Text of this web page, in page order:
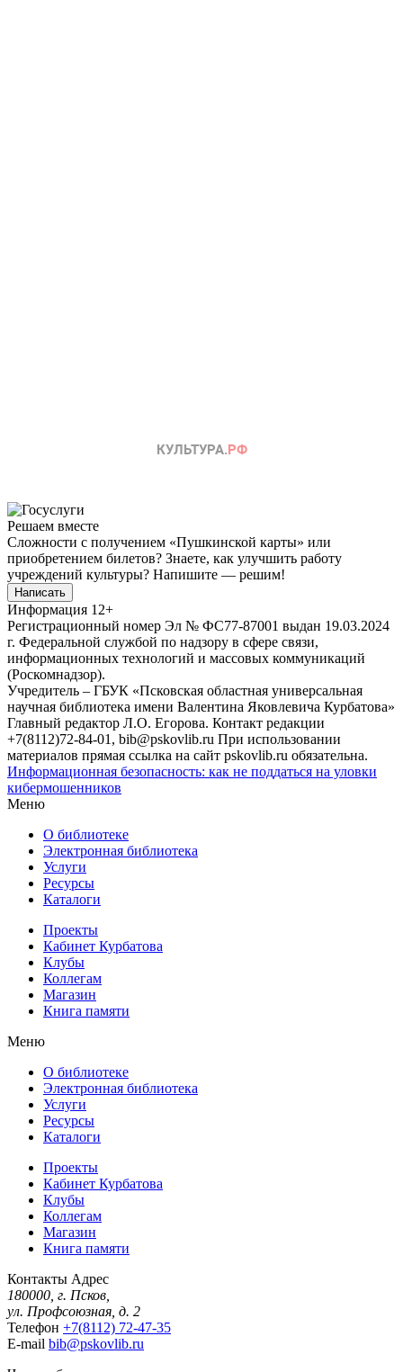
Решаем вместе
Сложности с получением «Пушкинской карты» или
приобретением билетов? Знаете, как улучшить работу
учреждений культуры? Напишите — решим!
Написать
Информация 12+
Регистрационный номер Эл № ФС77-87001 выдан 19.03.2024
г. Федеральной службой по надзору в сфере связи,
информационных технологий и массовых коммуникаций
(Роскомнадзор).
Учредитель – ГБУК «Псковская областная универсальная
научная библиотека имени Валентина Яковлевича Курбатова»
Главный редактор Л.О. Егорова. Контакт редакции
+7(8112)72-84-01, bib@pskovlib.ru При использовании
материалов прямая ссылка на сайт pskovlib.ru обязательна.
Информационная безопасность: как не поддаться на уловки
кибермошенников
Меню
О библиотеке
Электронная библиотека
Услуги
Ресурсы
Каталоги
Проекты
Кабинет Курбатова
Клубы
Коллегам
Магазин
Книга памяти
Меню
О библиотеке
Электронная библиотека
Услуги
Ресурсы
Каталоги
Проекты
Кабинет Курбатова
Клубы
Коллегам
Магазин
Книга памяти
Контакты Адрес
180000, г. Псков,
ул. Профсоюзная, д. 2
Телефон +7(8112) 72-47-35
E-mail bib@pskovlib.ru